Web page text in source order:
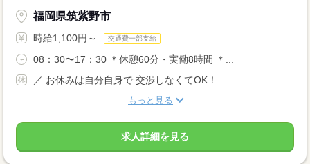
福岡県筑紫野市
時給1,100円～ 交通費一部支給
08：30〜17：30 ＊休憩60分・実働8時間 ＊...
／ お休みは自分自身で 交渉しなくてOK！ ...
もっと見る
求人詳細を見る